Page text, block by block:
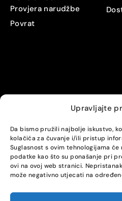
Upravljajte
Da bismo pružili najbolje iskustvo,
kolačića za čuvanje i/ili pristup
Suglasnost s ovim tehnologijama
podatke kao što su ponašanje pri
ovi na ovoj web stranici.
može negativno utjecati na
Provjera narudžbe
Povrat
© Alpha servis. All